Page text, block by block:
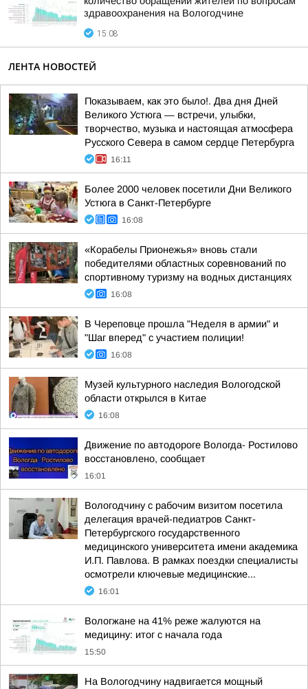
здравоохранения на Вологодчине
15:08
ЛЕНТА НОВОСТЕЙ
Показываем, как это было!. Два дня Дней
Великого Устюга — встречи, улыбки,
творчество, музыка и настоящая атмосфера
Русского Севера в самом сердце Петербурга
16:11
Более 2000 человек посетили Дни Великого
Устюга в Санкт-Петербурге
16:08
«Корабелы Прионежья» вновь стали
победителями областных соревнований по
спортивному туризму на водных дистанциях
16:08
В Череповце прошла "Неделя в армии" и
"Шаг вперед" с участием полиции!
16:08
Музей культурного наследия Вологодской
области открылся в Китае
16:08
Движение по автодороге Вологда- Ростилово
восстановлено, сообщает
16:01
Вологодчину с рабочим визитом посетила
делегация врачей-педиатров Санкт-
Петербургского государственного
медицинского университета имени академика
И.П. Павлова. В рамках поездки специалисты
осмотрели ключевые медицинские...
16:01
Вологжане на 41% реже жалуются на
медицину: итог с начала года
15:50
На Вологодчину надвигается мощный